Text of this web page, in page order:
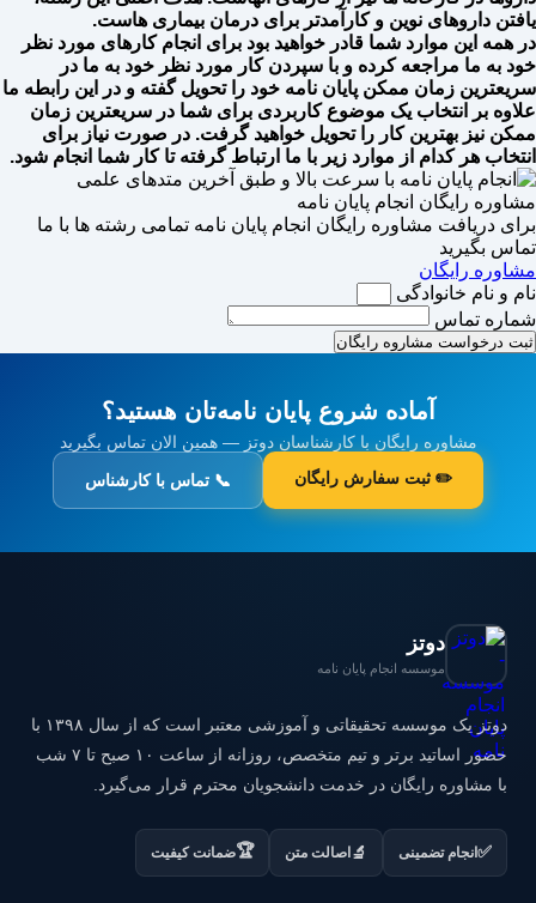
یافتن داروهای نوین و کارآمدتر برای درمان بیماری هاست.
در همه این موارد شما قادر خواهید بود برای انجام کارهای مورد نظر
خود به ما مراجعه کرده و با سپردن کار مورد نظر خود به ما در
سریعترین زمان ممکن پایان نامه خود را تحویل گفته و در این رابطه ما
علاوه بر انتخاب یک موضوع کاربردی برای شما در سریعترین زمان
ممکن نیز بهترین کار را تحویل خواهید گرفت. در صورت نیاز برای
انتخاب هر کدام از موارد زیر با ما ارتباط گرفته تا کار شما انجام شود.
مشاوره رایگان انجام پایان نامه
برای دریافت مشاوره رایگان انجام پایان نامه تمامی رشته ها با ما
تماس بگیرید
مشاوره رایگان
نام و نام خانوادگی
شماره تماس
ثبت درخواست مشاروه رایگان
آماده شروع پایان نامه‌تان هستید؟
مشاوره رایگان با کارشناسان دوتز — همین الان تماس بگیرید
✏️ ثبت سفارش رایگان 📞 تماس با کارشناس
دوتز
موسسه انجام پایان نامه
دوتز یک موسسه تحقیقاتی و آموزشی معتبر است که از سال ۱۳۹۸ با
حضور اساتید برتر و تیم متخصص، روزانه از ساعت ۱۰ صبح تا ۷ شب
با مشاوره رایگان در خدمت دانشجویان محترم قرار می‌گیرد.
✅انجام تضمینی 🔬اصالت متن 🏆ضمانت کیفیت